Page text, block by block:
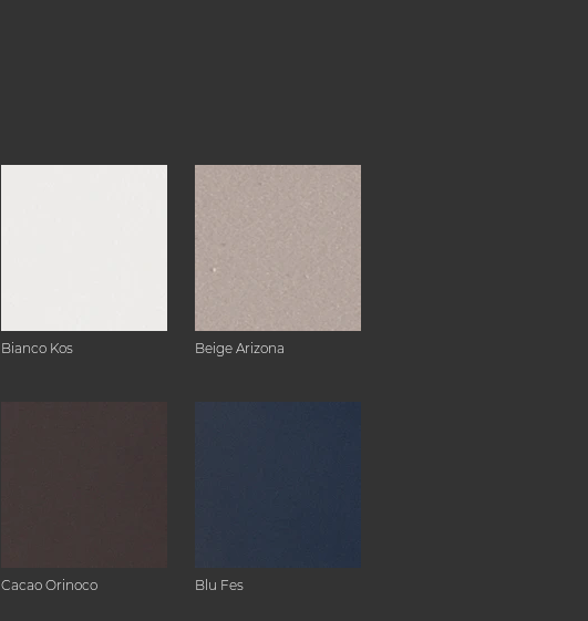
Bianco Kos Beige Arizona
Cacao Orinoco Blu Fes